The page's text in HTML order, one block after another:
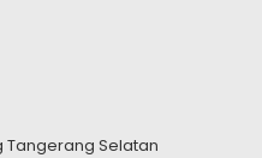
Tangerang Selatan